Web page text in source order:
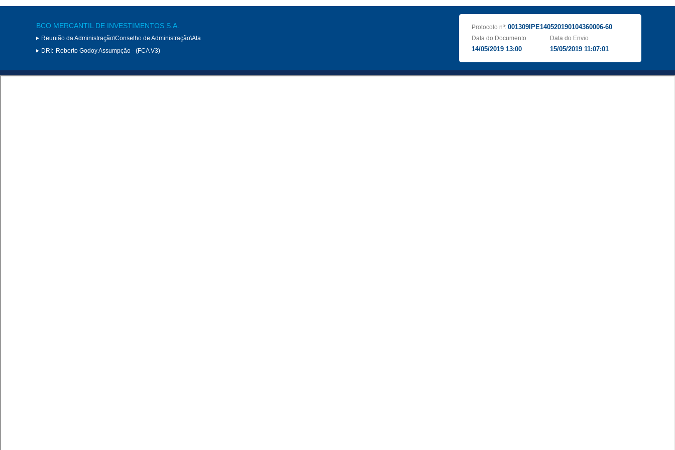
BCO MERCANTIL DE INVESTIMENTOS S.A.
Reunião da Administração\Conselho de Administração\Ata
DRI: Roberto Godoy Assumpção - (FCA V3)
Protocolo nº: 001309IPE140520190104360006-60
Data do Documento
14/05/2019 13:00
Data do Envio
15/05/2019 11:07:01